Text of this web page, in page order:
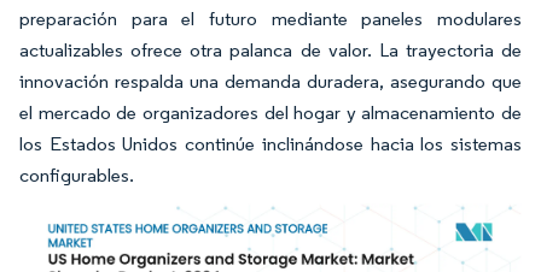
preparación para el futuro mediante paneles modulares
actualizables ofrece otra palanca de valor. La trayectoria de
innovación respalda una demanda duradera, asegurando que
el mercado de organizadores del hogar y almacenamiento de
los Estados Unidos continúe inclinándose hacia los sistemas
configurables.